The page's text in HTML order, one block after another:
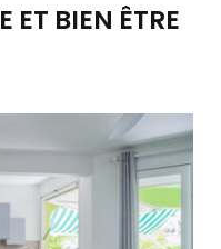
ET BIEN ÊTRE